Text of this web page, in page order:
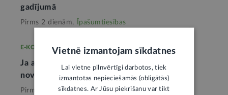
gadījumā
Pirms 2 dienām, Īpašumtiesības
E-KONSULTĀCIJA
Ja ar kaimiņu ir strīds par lietus ūdens
novadīšanu
Pirms nedēļas, Īpašumtiesības
Vietnē izmantojam sīkdatnes
Lai vietne pilnvērtīgi darbotos, tiek
izmantotas nepieciešamās (obligātās)
sīkdatnes. Ar Jūsu piekrišanu var tikt